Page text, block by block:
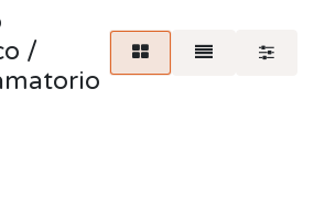
/